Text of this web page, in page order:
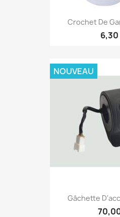
Crochet De
Gâchette
NOUVEAU